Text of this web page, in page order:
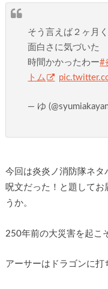
そう言えば２ヶ月
面白さに気づいた
時間かかったわー#
トム
— ゆ
今回は炎炎ノ消防隊ネ
呪文だった！と題してお
うか。
250年前の大災害を起こ
アーサーはドラゴンに打